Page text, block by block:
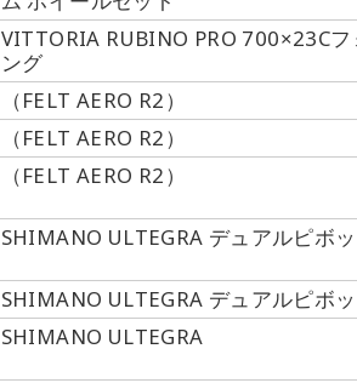
VITTORIA RUBINO PRO 700×23C
ング
（FELT AERO R2）
（FELT AERO R2）
（FELT AERO R2）
SHIMANO ULTEGRA デュアルピ
SHIMANO ULTEGRA デュアルピ
SHIMANO ULTEGRA